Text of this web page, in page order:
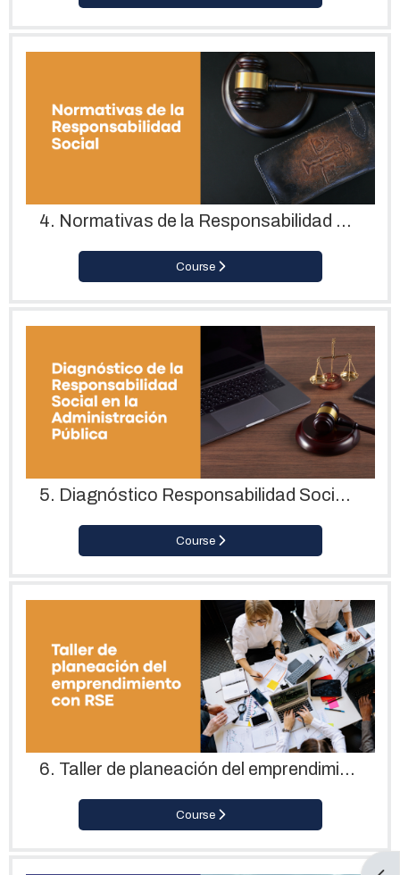
4. Normativas de la Responsabilidad Social
Course
5. Diagnóstico Responsabilidad Social Empresarial
Course
6. Taller de planeación del emprendimiento con RSE
Course